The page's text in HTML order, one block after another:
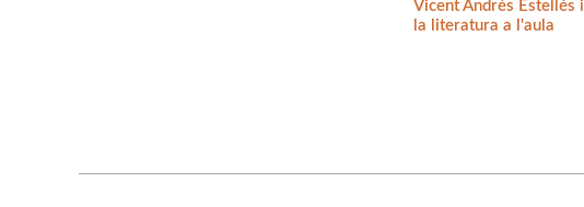
Vicent Andrés Estellés i
la literatura a l'aula